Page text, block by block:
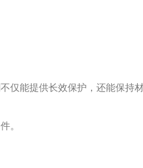
仅能提供长效保护，还能保持
。